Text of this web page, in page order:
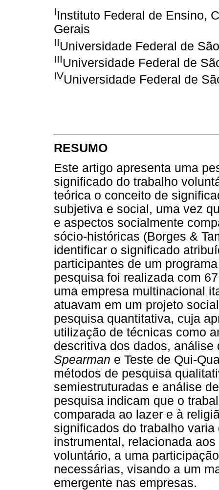
IInstituto Federal de Ensino,
Gerais
IIUniversidade Federal de
IIIUniversidade Federal de
IVUniversidade Federal de
RESUMO
Este artigo apresenta uma
significado do trabalho
teórica o conceito de
subjetiva e social, uma vez
e aspectos socialmente
sócio-históricas (Borges &
identificar o significado
participantes de um
pesquisa foi realizada com
uma empresa multinacional
atuavam em um projeto
pesquisa quantitativa, cuja
utilização de técnicas como
descritiva dos dados,
Spearman e Teste de Qui-
métodos de pesquisa
semiestruturadas e análise
pesquisa indicam que o
comparada ao lazer e à
significados do trabalho
instrumental, relacionada
voluntário, a uma
necessárias, visando a um
emergente nas empresas.